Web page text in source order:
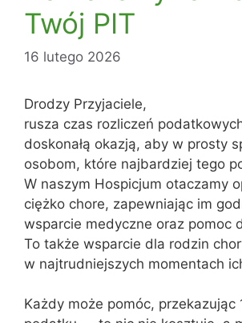
Twój PIT
16 lutego 2026
Drodzy Przyjaciele,
rusza czas rozliczeń
doskonałą okazją, aby w prosty
osobom, które najbardziej tego
W naszym Hospicjum otaczamy
ciężko chore, zapewniając im
wsparcie medyczne oraz pomoc
To także wsparcie dla rodzin
w najtrudniejszych momentach
Każdy może pomóc, przekazując